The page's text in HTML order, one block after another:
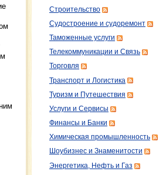
Строительство
Судостроение и судоремонт
Таможенные услуги
Телекоммуникации и Связь
Торговля
Транспорт и Логистика
Туризм и Путешествия
Услуги и Сервисы
Финансы и Банки
Химическая промышленность
Шоубизнес и Знаменитости
Энергетика, Нефть и Газ